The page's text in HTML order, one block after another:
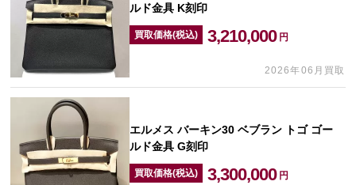
ルド金具 K刻印
買取価格(税込) 3,210,000 円
2026年06月買取
エルメス バーキン30 ベブラン トゴ ゴー
ルド金具 G刻印
買取価格(税込) 3,300,000 円